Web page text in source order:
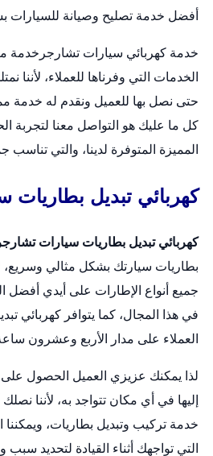
أفضل خدمة تصليح وصيانة للسيارات
خدمة كهربائي سيارات تشارجرخدمة
الخدمات التي وفرناها للعملاء، لأننا
حتى نصل بها للعميل ونقدم له خدمة
كل ما عليك هو التواصل معنا لتجربة
المميزة المتوفرة لدينا، والتي تناسب
كهربائي تبديل بطاريات
كهربائي تبديل بطاريات سيارات
بطاريات سيارتك بشكل مثالي
جميع أنواع الإطارات على أيدي أفضل
في هذا المجال، كما يتوافر كهربائي
العملاء على مدار الأربع وعشرون
لذا يمكنك عزيزي العميل الحصول على
إليها في أي مكان تتواجد به، لأننا
خدمة تركيب وتبديل بطاريات،
التي تواجهك أثناء القيادة لتحديد